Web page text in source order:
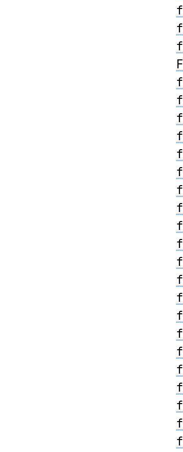
f
f
f
F
f
f
f
f
f
f
f
f
f
f
f
f
f
f
f
f
f
f
f
f
f